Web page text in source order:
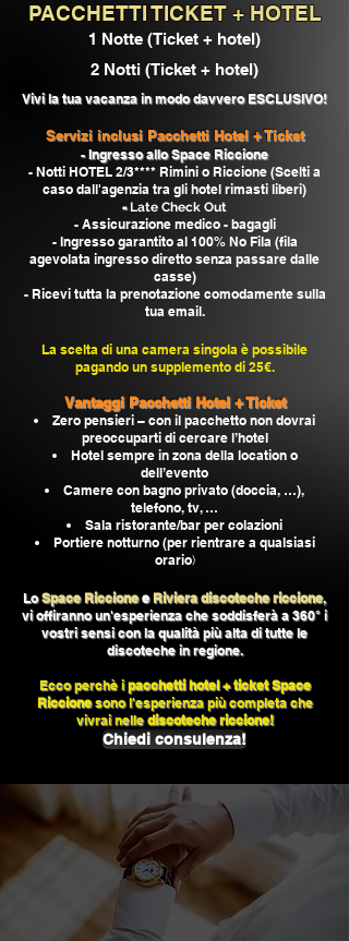
PACCHETTI TICKET + HOTEL
1 Notte (Ticket + hotel)
2 Notti (Ticket + hotel)
Vivi la tua vacanza in modo davvero ESCLUSIVO!
Servizi inclusi Pacchetti Hotel + Ticket
- Ingresso allo Space Riccione
- Notti HOTEL 2/3**** Rimini o Riccione (Scelti a
caso dall'agenzia tra gli hotel rimasti liberi)
-Late Check Out
- Assicurazione medico - bagagli
- Ingresso garantito al 100% No Fila (fila
agevolata ingresso diretto senza passare dalle
casse)
- Ricevi tutta la prenotazione comodamente sulla
tua email.
La scelta di una camera singola è possibile
pagando un supplemento di 25€.
Vantaggi Pacchetti Hotel + Ticket
Zero pensieri – con il pacchetto non dovrai
preoccuparti di cercare l’hotel
Hotel sempre in zona della location o
dell’evento
Camere con bagno privato (doccia, …),
telefono, tv, …
Sala ristorante/bar per colazioni
Portiere notturno (per rientrare a qualsiasi
orario)
LoSpace Riccione eRiviera discoteche riccione,
vi offiranno un'esperienza che soddisferà a 360° i
vostri sensi con la qualità più alta di tutte le
discoteche in regione.
Ecco perchè ipacchetti hotel + ticket Space
Riccionesono l'esperienza più completa che
vivrai nellediscoteche riccione!
Chiedi consulenza!